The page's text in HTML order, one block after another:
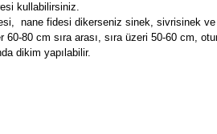
kullabilirsiniz.
nane fidesi dikerseniz sinek, sivrisinek
80 cm sıra arası, sıra üzeri 50-60 cm,
dikim yapılabilir.